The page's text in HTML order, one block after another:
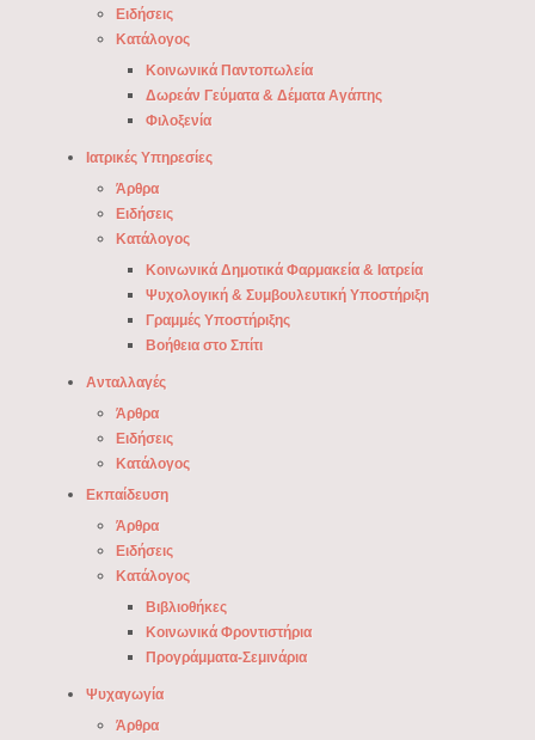
Ειδήσεις
Κατάλογος
Κοινωνικά Παντοπωλεία
Δωρεάν Γεύματα & Δέματα Αγάπης
Φιλοξενία
Ιατρικές Υπηρεσίες
Άρθρα
Ειδήσεις
Κατάλογος
Κοινωνικά Δημοτικά Φαρμακεία & Ιατρεία
Ψυχολογική & Συμβουλευτική Υποστήριξη
Γραμμές Υποστήριξης
Βοήθεια στο Σπίτι
Ανταλλαγές
Άρθρα
Ειδήσεις
Κατάλογος
Εκπαίδευση
Άρθρα
Ειδήσεις
Κατάλογος
Βιβλιοθήκες
Κοινωνικά Φροντιστήρια
Προγράμματα-Σεμινάρια
Ψυχαγωγία
Άρθρα